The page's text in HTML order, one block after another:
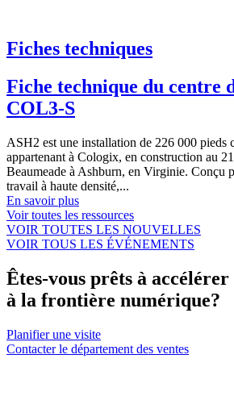
Fiches techniques
Fiche technique du centre
COL3-S
ASH2 est une installation de 226 000 pieds
appartenant à Cologix, en construction au
Beaumeade à Ashburn, en Virginie. Conçu
travail à haute densité,...
En savoir plus
Voir toutes les ressources
VOIR TOUTES LES NOUVELLES
VOIR TOUS LES ÉVÉNEMENTS
Êtes-vous prêts à
à la frontière numérique?
Planifier une visite
Contacter le département des ventes